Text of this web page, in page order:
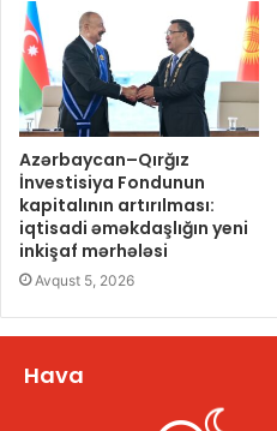
Azərbaycan–Qırğız
İnvestisiya Fondunun
kapitalının artırılması:
iqtisadi əməkdaşlığın yeni
inkişaf mərhələsi
Avqust 5, 2026
Hava